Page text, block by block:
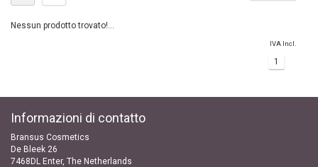
Nessun prodotto trovato!...
IVA Incl.
1
Informazioni di contatto
Bransus Cosmetics
De Bleek 26
7468DL Enter, The Netherlands